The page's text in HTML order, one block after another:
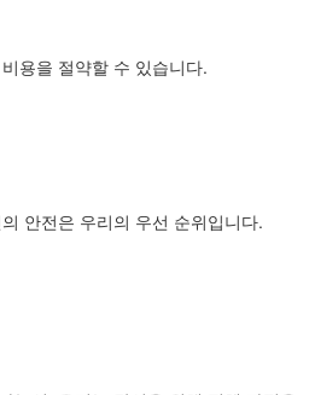
용을 절약할 수 있습니다.
안전은 우리의 우선 순위입니다.